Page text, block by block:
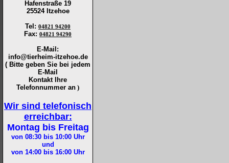
Hafenstraße 19
25524 Itzehoe
Tel : 04821 94200
Fax: 04821 94290
E-Mail:
info@tierheim-itzehoe.de
( Bitte geben Sie bei jedem
E-Mail
Kontakt Ihre
Telefonnummer an )
Wir sind telefonisch
erreichbar:
Montag bis Freitag
von 08:30 bis 10:00Uhr
und
von 14:00 bis 16:00Uhr